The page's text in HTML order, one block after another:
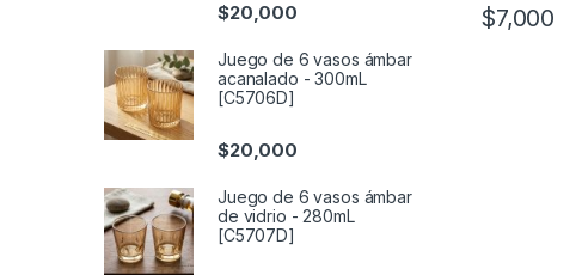
$7,000
$20,000
Juego de 6 vasos ámbar
acanalado - 300mL
[C5706D]
$20,000
Juego de 6 vasos ámbar
de vidrio - 280mL
[C5707D]